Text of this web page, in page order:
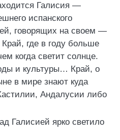
Галисия —
испанского
говорящих на своем —
где в году больше
когда светит солнце.
и культуры… Край, о
в мире знают куда
Андалусии либо
Галисией ярко светило